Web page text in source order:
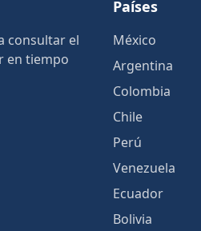
consultar el
en tiempo
Países
México
Argentina
Colombia
Chile
Perú
Venezuela
Ecuador
Bolivia